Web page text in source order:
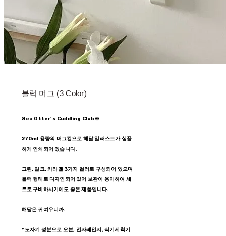
블럭 머그 (3 Color)
Sea Otter’s Cuddling Club®
270ml 용량의 머그컵으로 해달 일러스트가 심플
하게 인쇄되어 있습니다.
그린, 밀크, 카라멜 3가지 컬러로 구성되어 있으며
블럭 형태로 디자인되어 있어 보관이 용이하여 세
트로 구비하시기에도 좋은 제품입니다.
해달은 귀여우니까.
* 도자기 성분으로 오븐, 전자레인지, 식기세척기